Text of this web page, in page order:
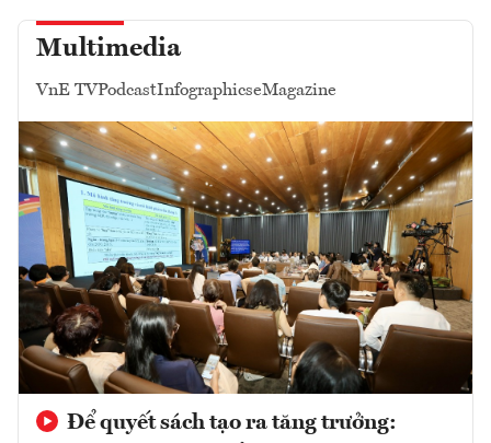
Multimedia
VnE TVPodcastInfographicseMagazine
Để quyết sách tạo ra tăng trưởng: